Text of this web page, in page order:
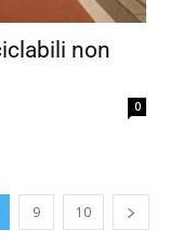
non
0
9 10